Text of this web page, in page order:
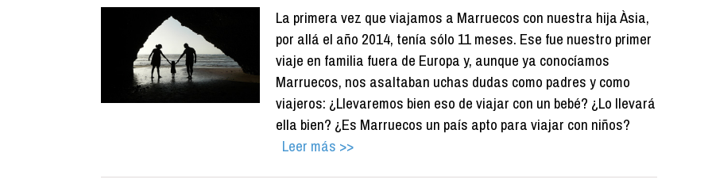
La primera vez que viajamos a Marruecos con nuestra hija Àsia,
por allá el año 2014, tenía sólo 11 meses. Ese fue nuestro primer
viaje en familia fuera de Europa y, aunque ya conocíamos
Marruecos, nos asaltaban uchas dudas como padres y como
viajeros: ¿Llevaremos bien eso de viajar con un bebé? ¿Lo llevará
ella bien? ¿Es Marruecos un país apto para viajar con niños?
Leer más >>